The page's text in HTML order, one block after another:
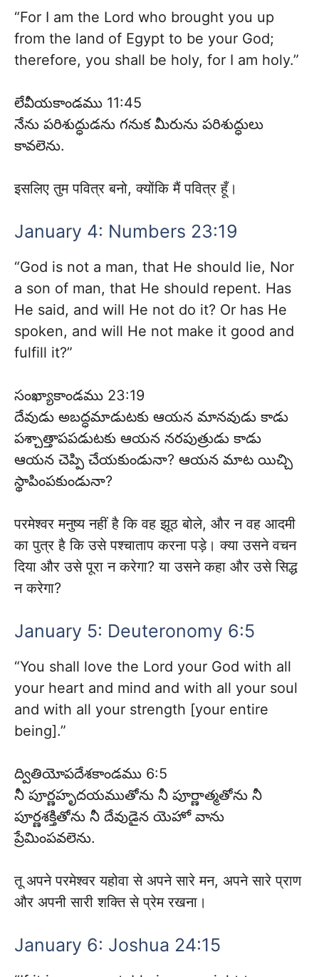
“For I am the Lord who brought you up
from the land of Egypt to be your God;
therefore, you shall be holy, for I am holy.”
లేవీయకాండము 11:45
నేను పరిశుద్ధుడను గనుక మీరును పరిశుద్ధులు
కావలెను.
इसलिए तुम पवित्र बनो, क्योंकि मैं पवित्र हूँ।
January 4: Numbers 23:19
“God is not a man, that He should lie, Nor
a son of man, that He should repent. Has
He said, and will He not do it? Or has He
spoken, and will He not make it good and
fulfill it?”
సంఖ్యాకాండము 23:19
దేవుడు అబద్ధమాడుటకు ఆయన మానవుడు కాడు
పశ్చాత్తాపపడుటకు ఆయన నరపుత్రుడు కాడు
ఆయన చెప్పి చేయకుండునా? ఆయన మాట యిచ్చి
స్థాపింపకుండునా?
परमेश्वर मनुष्य नहीं है कि वह झूठ बोले, और न वह आदमी
का पुत्र है कि उसे पश्चाताप करना पड़े। क्या उसने वचन
दिया और उसे पूरा न करेगा? या उसने कहा और उसे सिद्ध
न करेगा?
January 5: Deuteronomy 6:5
“You shall love the Lord your God with all
your heart and mind and with all your soul
and with all your strength [your entire
being].”
ద్వితియోపదేశకాండము 6:5
​నీ పూర్ణహృదయముతోను నీ పూర్ణాత్మతోను నీ
పూర్ణశక్తితోను నీ దేవుడైన యెహో వాను
ప్రేమింపవలెను.
तू अपने परमेश्वर यहोवा से अपने सारे मन, अपने सारे प्राण
और अपनी सारी शक्ति से प्रेम रखना।
January 6: Joshua 24:15